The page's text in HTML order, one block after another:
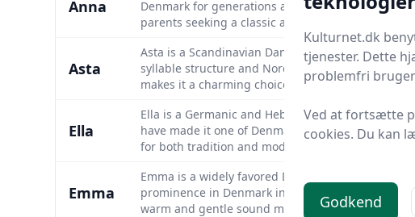
Anna
Denmark for generations and is admired for its
parents seeking a classic and enduring name.
Asta
Asta is a Scandinavian Danish girl name of Old
syllable structure and Nordic heritage have kept
makes it a charming choice.
Ella
Ella is a Germanic and Hebrew Danish girl
have made it one of Denmark’s most beloved
for both tradition and modern style.
Emma
Emma is a widely favored Danish girl name with
prominence in Denmark in the early 2000s and
warm and gentle sound makes it universally
Kulturnet.dk
tjenester. Dette
problemfri
Ved at fortsætte
cookies. Du kan
Godkend